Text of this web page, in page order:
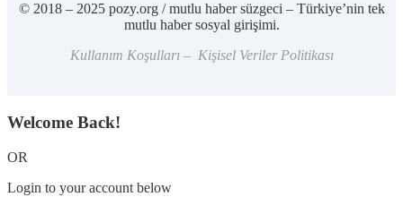
© 2018 – 2025 pozy.org / mutlu haber süzgeci – Türkiye’nin tek
mutlu haber sosyal girişimi.
Kullanım Koşulları – Kişisel Veriler Politikası
Welcome Back!
OR
Login to your account below